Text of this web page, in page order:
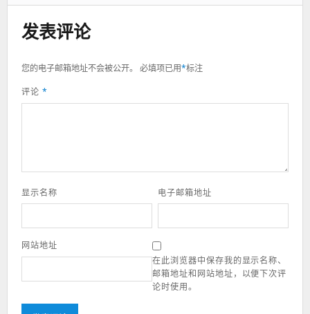
发表评论
您的电子邮箱地址不会被公开。 必填项已用*标注
评论 *
显示名称 电子邮箱地址
网站地址
在此浏览器中保存我的显示名称、
邮箱地址和网站地址，以便下次评
论时使用。